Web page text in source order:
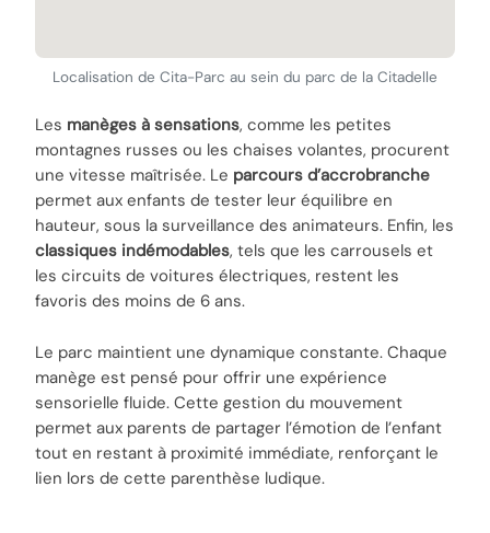
Localisation de Cita-Parc au sein du parc de la Citadelle
Les manèges à sensations, comme les petites
montagnes russes ou les chaises volantes, procurent
une vitesse maîtrisée. Le parcours d’accrobranche
permet aux enfants de tester leur équilibre en
hauteur, sous la surveillance des animateurs. Enfin, les
classiques indémodables, tels que les carrousels et
les circuits de voitures électriques, restent les
favoris des moins de 6 ans.
Le parc maintient une dynamique constante. Chaque
manège est pensé pour offrir une expérience
sensorielle fluide. Cette gestion du mouvement
permet aux parents de partager l’émotion de l’enfant
tout en restant à proximité immédiate, renforçant le
lien lors de cette parenthèse ludique.